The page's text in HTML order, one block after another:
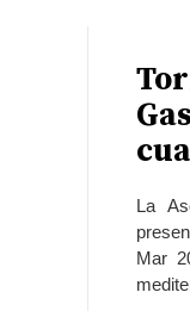
La
Mar